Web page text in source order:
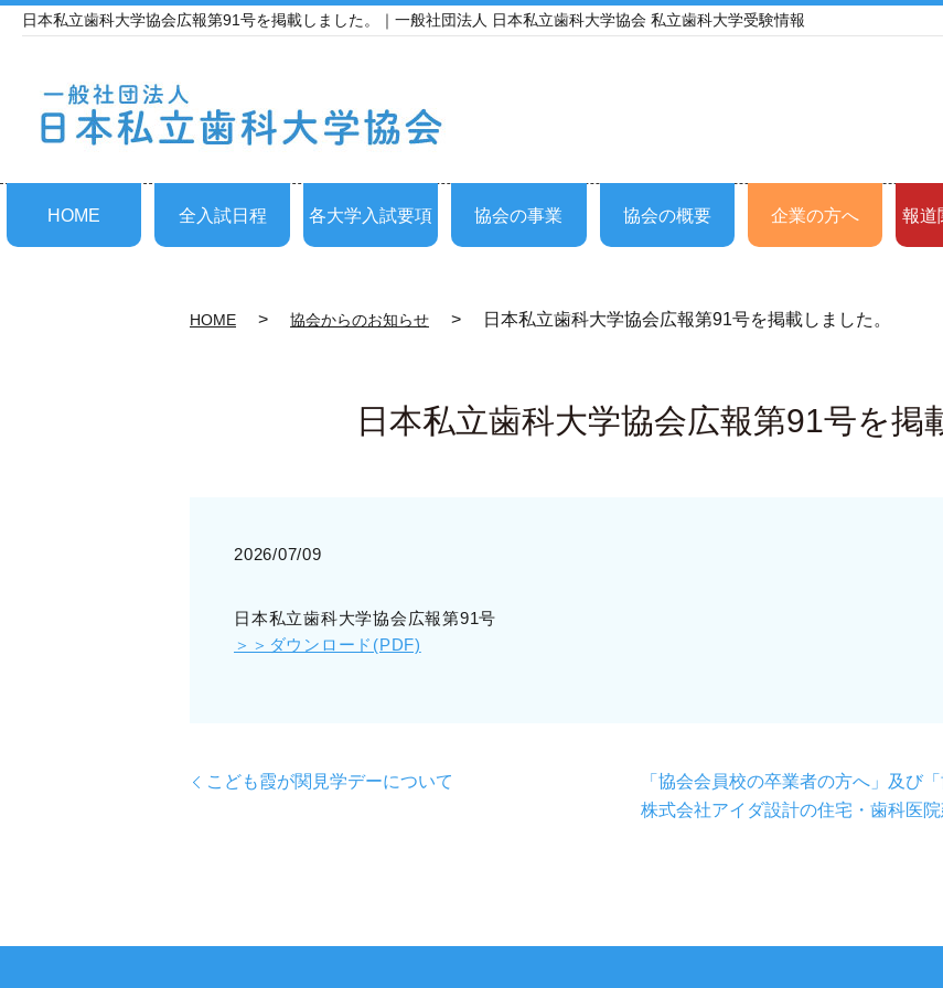
日本私立歯科大学協会広報第91号を掲載しました。｜一般社団法人 日本私立歯科大学協会 私立歯科大学受験情報
HOME 全入試日程 各大学入試要項 協会の事業 協会の概要 企業の方へ 報道
HOME 協会からのお知らせ 日本私立歯科大学協会広報第91号を掲載しました。
日本私立歯科大学協会広報第91号を掲
2026/07/09
日本私立歯科大学協会広報第91号
＞＞ダウンロード(PDF)
こども霞が関見学デーについて
「協会会員校の卒業者の方へ」及び
株式会社アイダ設計の住宅・歯科医